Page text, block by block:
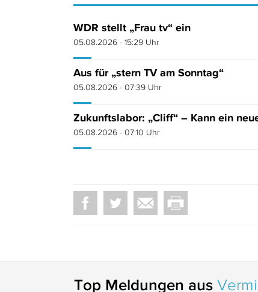
WDR stellt „Frau tv“ ein
05.08.2026 - 15:29 Uhr
Aus für „stern TV am Sonntag“
05.08.2026 - 07:39 Uhr
Zukunftslabor: „Cliff“ – Kann ein
05.08.2026 - 07:10 Uhr
Top Meldungen aus